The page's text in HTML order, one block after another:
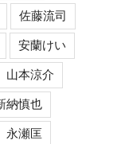
佐藤流司
安蘭けい
山本涼介
納慎也
永瀬匡